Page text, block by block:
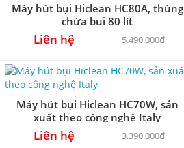
Máy hút bụi Hiclean HC80A, thùng
chứa bụi 80 lít
Liên hệ 5.490.000₫
Máy hút bụi Hiclean HC70W, sản
xuất theo công nghệ Italy
Liên hệ 3.390.000₫